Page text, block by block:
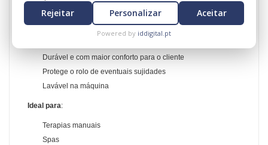
Cores disponíveis: Branco, Natural e Bordeaux
Características e Benefícios:
Durável e com maior conforto para o cliente
Protege o rolo de eventuais sujidades
Lavável na máquina
Ideal para:
Terapias manuais
Spas
Rejeitar
Personalizar Aceitar
Powered by iddigital.pt